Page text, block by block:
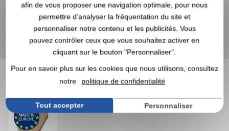
Réf.
01487V0120007
Planche avec poignée - format moyen
afin de vous proposer une navigation optimale, pour nous
permettre d’analyser la fréquentation du site et
personnaliser notre contenu et les publicités. Vous
pouvez contrôler ceux que vous souhaitez activer en
cliquant sur le bouton "Personnaliser".
Pour en savoir plus sur les cookies que nous utilisons, consultez
notre
politique de confidentialité
Tout accepter Personnaliser